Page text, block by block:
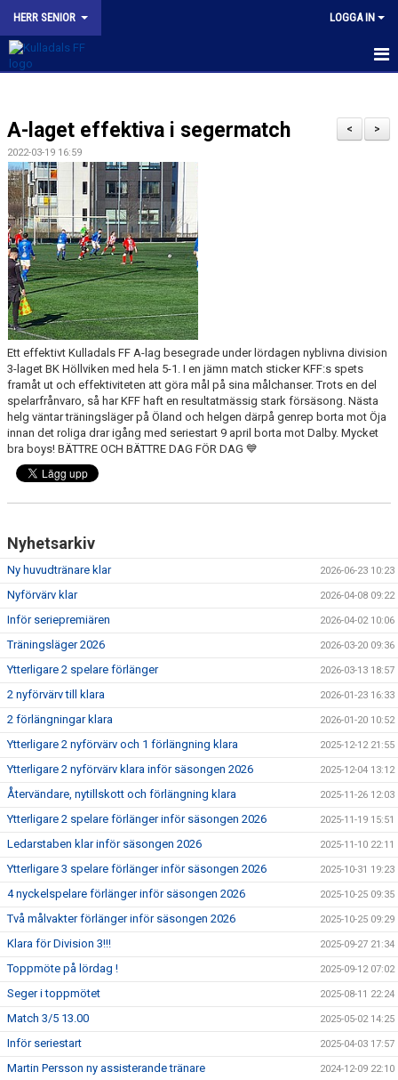
HERR SENIOR LOGGA IN
NYHETER
KALENDER
TRUPPEN
BILDGALLERI
KONTAKT
MATCHER
KFF HERR A INSTAGRAM
>
<
A-laget effektiva i segermatch
2022-03-19 16:59
Ett effektivt Kulladals FF A-lag besegrade under lördagen nyblivna division
3-laget BK Höllviken med hela 5-1. I en jämn match sticker KFF:s spets
framåt ut och effektiviteten att göra mål på sina målchanser. Trots en del
spelarfrånvaro, så har KFF haft en resultatmässig stark försäsong. Nästa
helg väntar träningsläger på Öland och helgen därpå genrep borta mot Öja
innan det roliga drar igång med seriestart 9 april borta mot Dalby. Mycket
bra boys! BÄTTRE OCH BÄTTRE DAG FÖR DAG 💙
Nyhetsarkiv
Ny huvudtränare klar 2026-06-23 10:23
Nyförvärv klar 2026-04-08 09:22
Inför seriepremiären 2026-04-02 10:06
Träningsläger 2026 2026-03-20 09:36
Ytterligare 2 spelare förlänger 2026-03-13 18:57
2 nyförvärv till klara 2026-01-23 16:33
2 förlängningar klara 2026-01-20 10:52
Ytterligare 2 nyförvärv och 1 förlängning klara 2025-12-12 21:55
Ytterligare 2 nyförvärv klara inför säsongen 2026 2025-12-04 13:12
Återvändare, nytillskott och förlängning klara 2025-11-26 12:03
Ytterligare 2 spelare förlänger inför säsongen 2026 2025-11-19 15:51
Ledarstaben klar inför säsongen 2026 2025-11-10 22:11
Ytterligare 3 spelare förlänger inför säsongen 2026 2025-10-31 19:23
4 nyckelspelare förlänger inför säsongen 2026 2025-10-25 09:35
Två målvakter förlänger inför säsongen 2026 2025-10-25 09:29
Klara för Division 3!!! 2025-09-27 21:34
Toppmöte på lördag ! 2025-09-12 07:02
Seger i toppmötet 2025-08-11 22:24
Match 3/5 13.00 2025-05-02 14:25
Inför seriestart 2025-04-03 17:57
Martin Persson ny assisterande tränare 2024-12-09 22:10